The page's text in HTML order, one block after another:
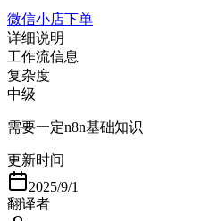
微信小店下单
详细说明
工作流信息
复杂度
中级
需要一定n8n基础知识
更新时间
2025/9/1
翻译者